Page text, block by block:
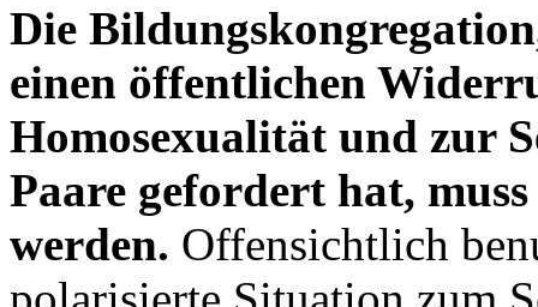
Die
einen öffentlichen
Homosexualität und zur
Paare gefordert hat,
werden. Offensichtlich